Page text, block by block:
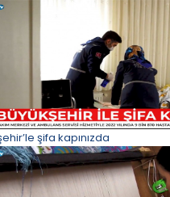
şifa kapınızda